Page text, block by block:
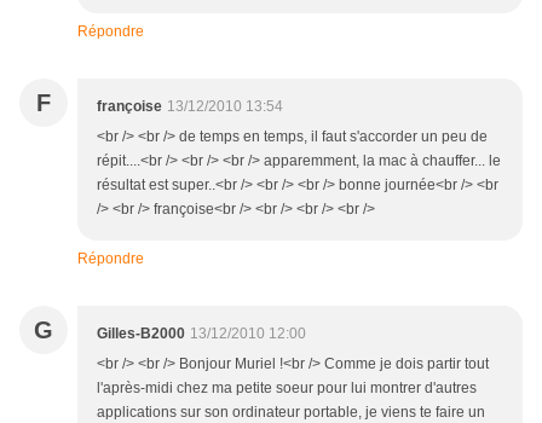
Répondre
F françoise 13/12/2010 13:54
<br /> <br /> de temps en temps, il faut s'accorder un peu de
répit....<br /> <br /> <br /> apparemment, la mac à chauffer... le
résultat est super..<br /> <br /> <br /> bonne journée<br /> <br
/> <br /> françoise<br /> <br /> <br /> <br />
Répondre
G Gilles-B2000 13/12/2010 12:00
<br /> <br /> Bonjour Muriel !<br /> Comme je dois partir tout
l'après-midi chez ma petite soeur pour lui montrer d'autres
applications sur son ordinateur portable, je viens te faire un